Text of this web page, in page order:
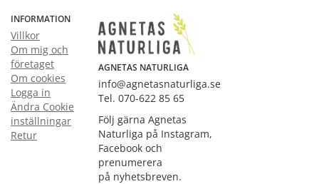
INFORMATION
Villkor
Om mig och
företaget
Om cookies
Logga in
Ändra Cookie
inställningar
Retur
AGNETAS NATURLIGA
info@agnetasnaturliga.se
Tel. 070-622 85 65
Följ gärna Agnetas
Naturliga på Instagram,
Facebook och
prenumerera
på nyhetsbreven.